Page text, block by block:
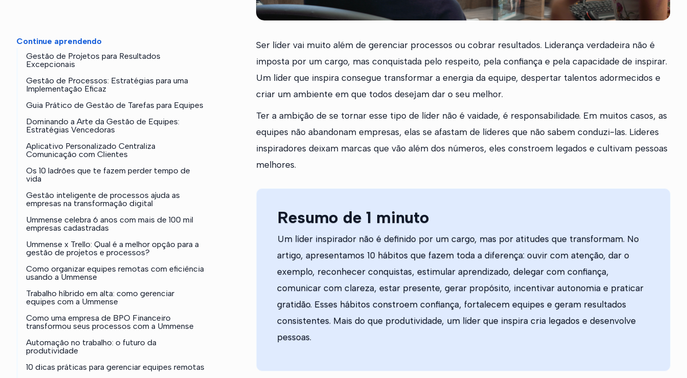
Continue aprendendo
Gestão de Projetos para Resultados
Excepcionais
Gestão de Processos: Estratégias para uma
Implementação Eficaz
Guia Prático de Gestão de Tarefas para Equipes
Dominando a Arte da Gestão de Equipes:
Estratégias Vencedoras
Aplicativo Personalizado Centraliza
Comunicação com Clientes
Os 10 ladrões que te fazem perder tempo de
vida
Gestão inteligente de processos ajuda as
empresas na transformação digital
Ummense celebra 6 anos com mais de 100 mil
empresas cadastradas
Ummense x Trello: Qual é a melhor opção para a
gestão de projetos e processos?
Como organizar equipes remotas com eficiência
usando a Ummense
Trabalho híbrido em alta: como gerenciar
equipes com a Ummense
Como uma empresa de BPO Financeiro
transformou seus processos com a Ummense
Automação no trabalho: o futuro da
produtividade
10 dicas práticas para gerenciar equipes remotas
Ser líder vai muito além de gerenciar processos ou cobrar resultados. Liderança verdadeira não é
imposta por um cargo, mas conquistada pelo respeito, pela confiança e pela capacidade de inspirar.
Um líder que inspira consegue transformar a energia da equipe, despertar talentos adormecidos e
criar um ambiente em que todos desejam dar o seu melhor.
Ter a ambição de se tornar esse tipo de líder não é vaidade, é responsabilidade. Em muitos casos, as
equipes não abandonam empresas, elas se afastam de líderes que não sabem conduzi-las. Líderes
inspiradores deixam marcas que vão além dos números, eles constroem legados e cultivam pessoas
melhores.
Resumo de 1 minuto
Um líder inspirador não é definido por um cargo, mas por atitudes que transformam. No
artigo, apresentamos 10 hábitos que fazem toda a diferença: ouvir com atenção, dar o
exemplo, reconhecer conquistas, estimular aprendizado, delegar com confiança,
comunicar com clareza, estar presente, gerar propósito, incentivar autonomia e praticar
gratidão. Esses hábitos constroem confiança, fortalecem equipes e geram resultados
consistentes. Mais do que produtividade, um líder que inspira cria legados e desenvolve
pessoas.